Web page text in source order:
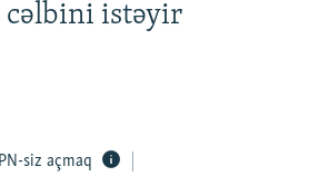
cəlbini istəyir
siz açmaq